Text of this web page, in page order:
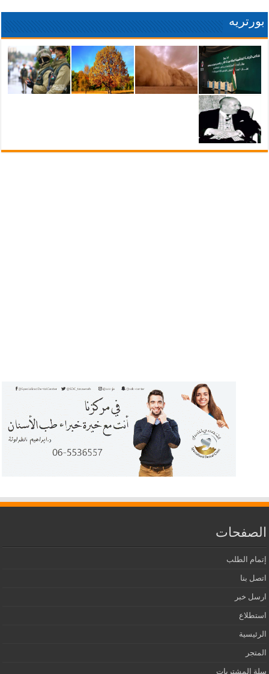
بورتريه
الصفحات
إتمام الطلب
اتصل بنا
ارسل خبر
استطلاع
الرئيسية
المتجر
سلة المشتريات